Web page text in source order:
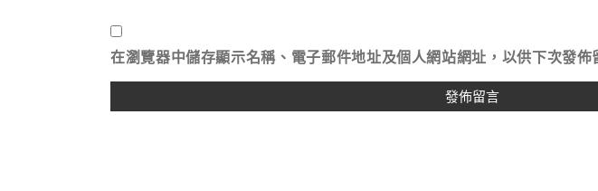
在瀏覽器中儲存顯示名稱、電子郵件地址及個人網站網址，以供下次發佈